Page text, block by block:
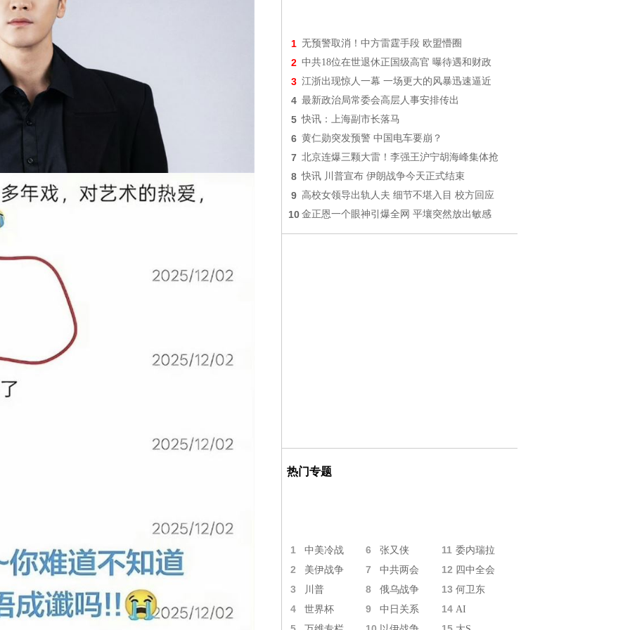
1 无预警取消！中方雷霆手段 欧盟懵圈
2 中共18位在世退休正国级高官 曝待遇和财政
3 江浙出现惊人一幕 一场更大的风暴迅速逼近
4 最新政治局常委会高层人事安排传出
5 快讯：上海副市长落马
6 黄仁勋突发预警 中国电车要崩？
7 北京连爆三颗大雷！李强王沪宁胡海峰集体抢
8 快讯 川普宣布 伊朗战争今天正式结束
9 高校女领导出轨人夫 细节不堪入目 校方回应
10 金正恩一个眼神引爆全网 平壤突然放出敏感
热门专题
1 中美冷战 6 张又侠 11 委内瑞拉
2 美伊战争 7 中共两会 12 四中全会
3 川普 8 俄乌战争 13 何卫东
4 世界杯 9 中日关系 14 AI